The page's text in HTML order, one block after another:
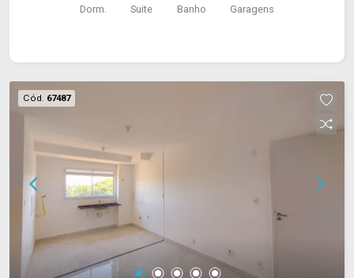
Aceita financiamento, CONSULTE-NOS !
Dorm. Suite Banho Garagens
Cód. 67487